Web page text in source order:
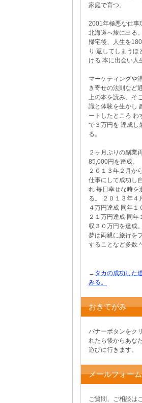
家庭で育つ。
2001年極悪な仕事
北海道へ旅に出る。
帰宅後、人生を
り 返してしまうほ
ける 本に出会い人
マーケティングや
き寄せの法則など
上の本を読み、そ
識と体験を生かし
ートしたところ わ
で３万円を 達成し
る。
２ヶ月ぶりの副業
85,000円を達成。
２０１３年２月か
仕事にして成功し
れ 毎日幸せな時を
る。 ２０１３年４
４万円達成 同年１
２１万円達成 同年
収３０万円を達成。
夢は両親に旅行を
することなど多数
→ タカの成功した
みる。
おきてがみ
バナーボタンをク
れたら後からあな
遊びに行きます。
メールフォーム
ご質問、ご相談は